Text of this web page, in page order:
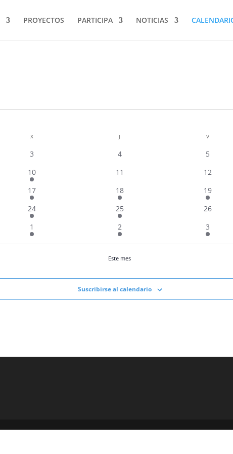
PROYECTOS PARTICIPA NOTICIAS
XMIÉRCOLES J V
0
3
0
4
0
5
1
evento
10
011
012
1
evento
17
1
evento
18
1
evento
19
2
eventos
24
1
evento
25
0
26
2
eventos
1
2
eventos
2
2
eventos
3
Este mes
Suscribirse al calendario